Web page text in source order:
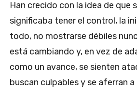
Han crecido con la idea de que
significaba tener el control, la
todo, no mostrarse débiles
está cambiando y, en vez de
como un avance, se sienten
buscan culpables y se aferran